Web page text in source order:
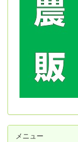
メニュー